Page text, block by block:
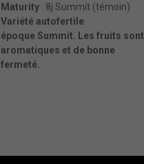
Maturity : 8j Summit (témoin)
Variété autofertile
époque Summit. Les fruits sont
aromatiques et de bonne
fermeté.